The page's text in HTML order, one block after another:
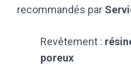
recommandés par
Revêtement :
poreux